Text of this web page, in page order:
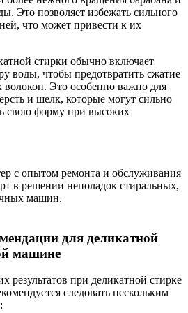
Это позволяет избежать сильного
что может привести к их
стирки обычно включает
воды, чтобы предотвратить сжатие
Это особенно важно для
и шелк, которые могут сильно
свою форму при высоких
с опытом ремонта и обслуживания
в решении неполадок стиральных,
машин.
для деликатной
машине
результатов при деликатной стирке
следовать нескольким